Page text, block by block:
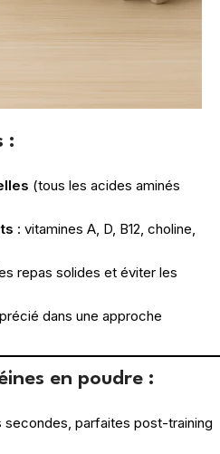
:
(tous les acides aminés
: vitamines A, D, B12, choline,
repas solides et éviter les
dans une approche
en poudre :
secondes, parfaites post-training